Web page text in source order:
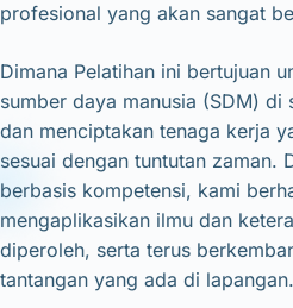
profesional yang akan sangat
Dimana Pelatihan ini bertujuan
sumber daya manusia (SDM)
dan menciptakan tenaga kerja
sesuai dengan tuntutan zaman.
berbasis kompetensi, kami
mengaplikasikan ilmu dan
diperoleh, serta terus
tantangan yang ada di lapangan.